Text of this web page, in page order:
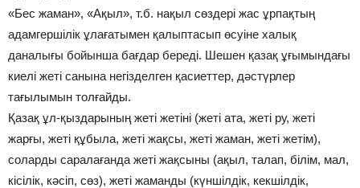
«Бес жаман», «Ақыл», т.б. нақыл сөздері жас ұрпақтың
адамгершілік ұлағатымен қалыптасып өсуіне халық
даналығы бойынша бағдар береді. Шешен қазақ ұғымындағы
киелі жеті санына негізделген қасиеттер, дәстүрлер
тағылымын толғайды.
Қазақ ұл-қыздарының жеті жетіні (жеті ата, жеті ру, жеті
жарғы, жеті құбыла, жеті жақсы, жеті жаман, жеті жетім),
соларды саралағанда жеті жақсыны (ақыл, талап, білім, мал,
кісілік, кәсіп, сөз), жеті жаманды (күншілдік, кекшілдік,